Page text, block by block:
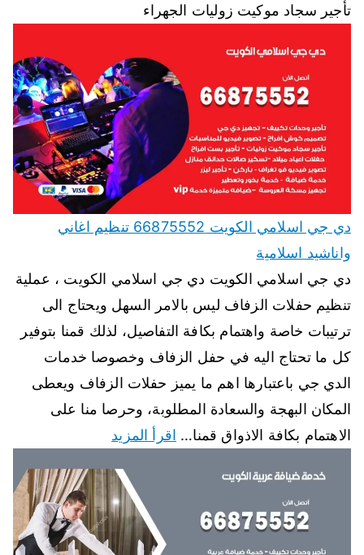
تأجير سجاد موكيت زوليات الجهراء
دي جي اسلامي الكويت 66875552 تنظيم اغاني
واناشيد اسلامية
دي جي اسلامي الكويت دي جي اسلامي الكويت ، عملية
تنظيم حفلات الزفاف ليس بالامر السهل ويحتاج الى
ترتيبات خاصة واهتمام بكافة التفاصيل، لذلك قمنا بتوفير
كل ما تحتاج اليه في حفل الزفاف وخصوصا خدمات
الدي جي باعتبارها اهم ما يميز حفلات الزفاف ويعطى
المكان البهجة والسعادة المطلوبة، وحرصا منا على
الاهتمام بكافة الاذواق قمنا… اقرأ المزيد